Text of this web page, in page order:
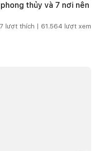
thủy và 7 nơi nên
7 lượt thích | 61.564 lượt xem